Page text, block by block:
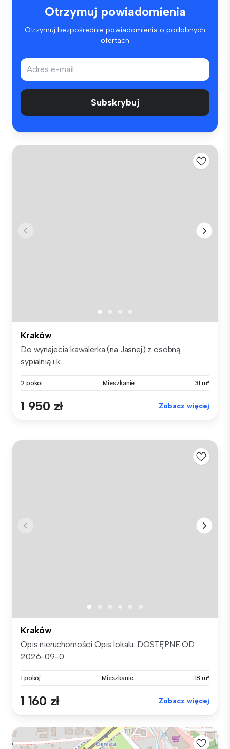
Otrzymuj powiadomienia
Otrzymuj bezpośrednie powiadomienia o podobnych
ofertach
Subskrybuj
Kraków
Do wynajecia kawalerka (na Jasnej) z osobną
sypialnią i k...
2 pokoi Mieszkanie 31 m²
1 950 zł Zobacz więcej
Kraków
Opis nieruchomości Opis lokalu: DOSTĘPNE OD
2026-09-0...
1 pokój Mieszkanie 18 m²
1 160 zł Zobacz więcej